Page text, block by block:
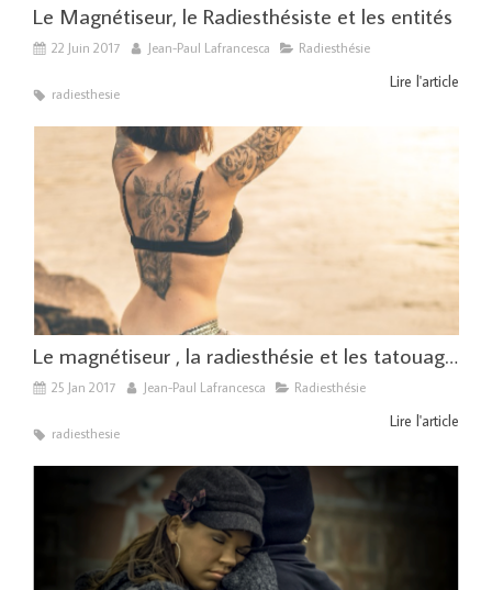
Le Magnétiseur, le Radiesthésiste et les entités
22 Juin 2017 Jean-Paul Lafrancesca Radiesthésie
Lire l'article
radiesthesie
Le magnétiseur , la radiesthésie et les tatouages
25 Jan 2017 Jean-Paul Lafrancesca Radiesthésie
Lire l'article
radiesthesie